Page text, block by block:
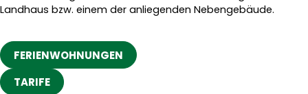
Landhaus bzw. einem der anliegenden Nebengebäude.
FERIENWOHNUNGEN
TARIFE